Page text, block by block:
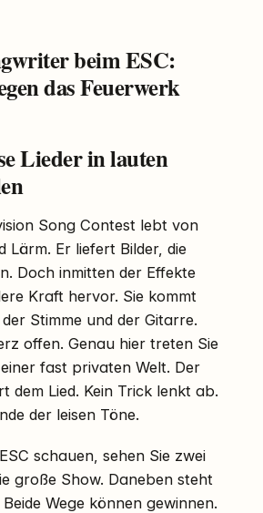
beim ESC:
das Feuerwerk
Lieder in lauten
Song Contest lebt von
Lärm. Er liefert Bilder, die
Doch inmitten der Effekte
Kraft hervor. Sie kommt
Stimme und der Gitarre.
offen. Genau hier treten Sie
fast privaten Welt. Der
dem Lied. Kein Trick lenkt ab.
der leisen Töne.
schauen, sehen Sie zwei
große Show. Daneben steht
Wege können gewinnen.